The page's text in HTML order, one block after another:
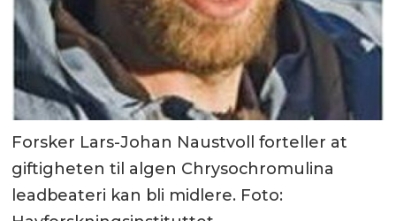
Forsker Lars-Johan Naustvoll forteller at
giftigheten til algen Chrysochromulina
leadbeateri kan bli midlere. Foto: